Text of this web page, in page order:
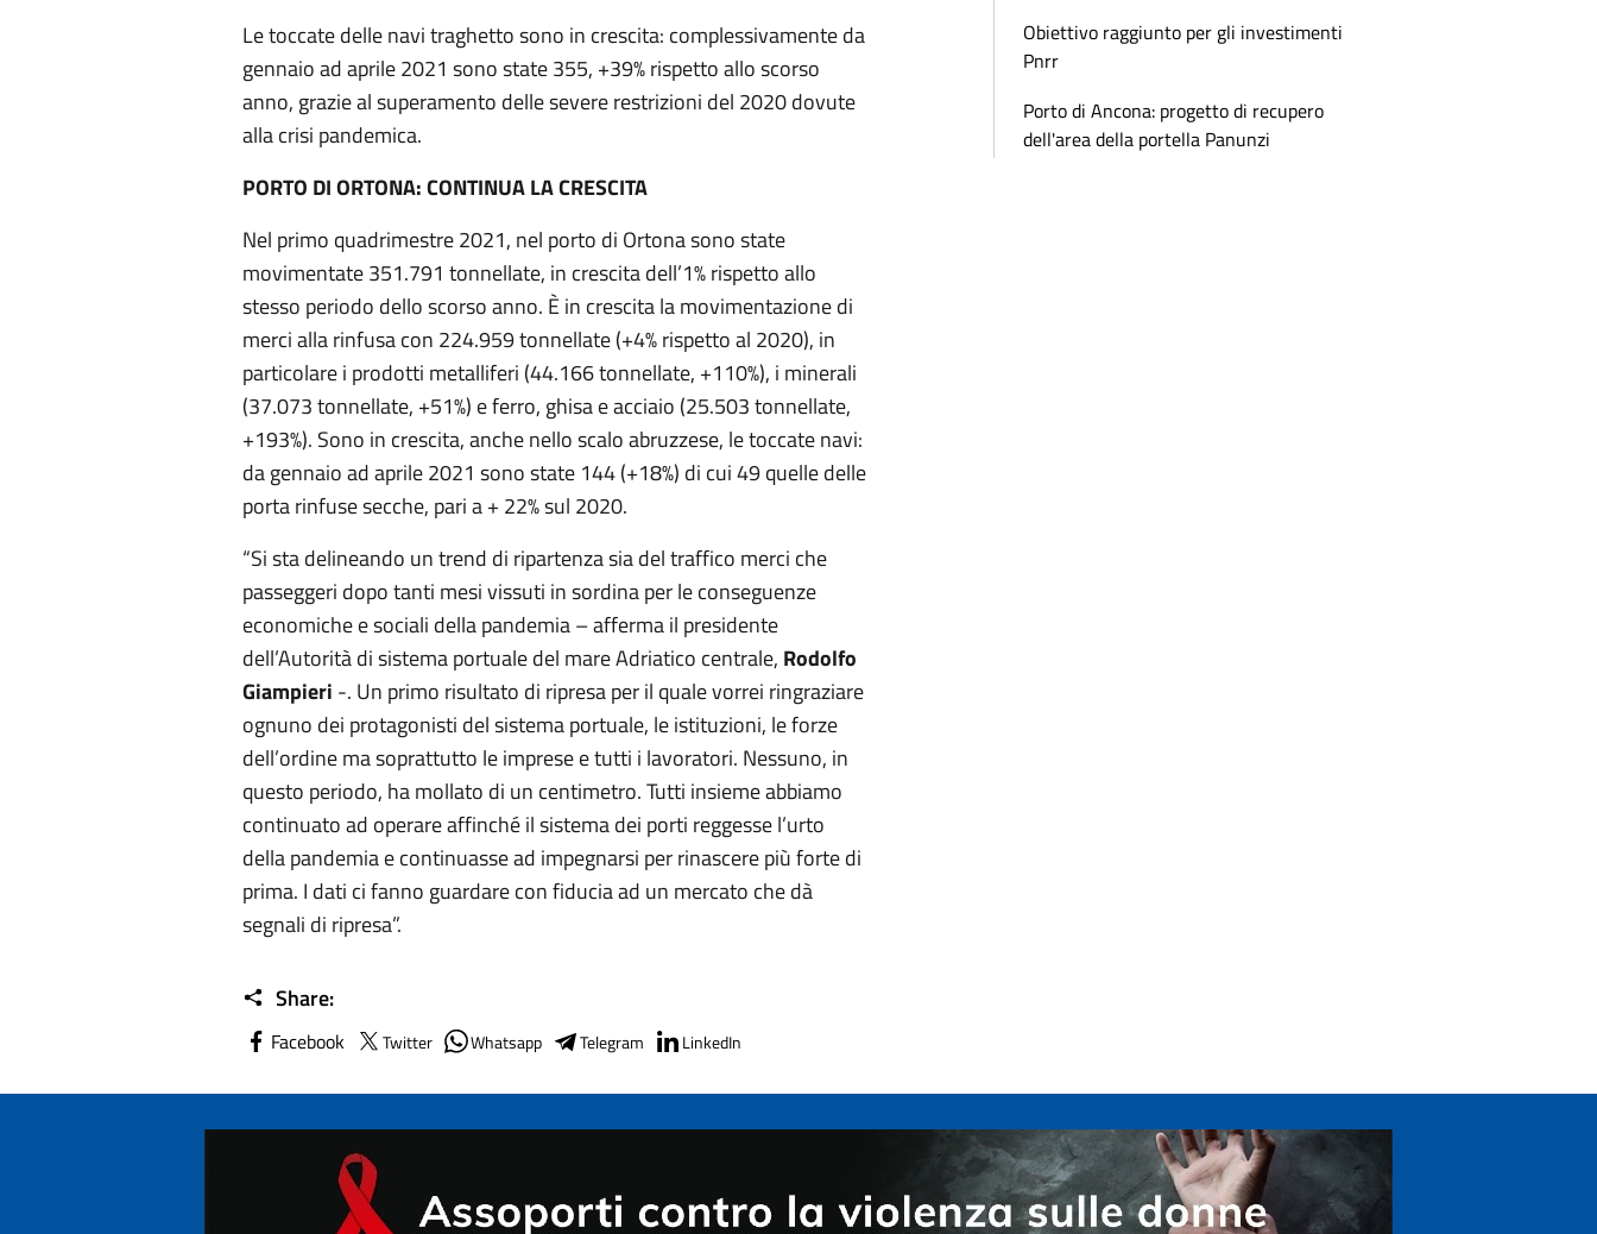
Le toccate delle navi traghetto sono in crescita: complessivamente da
gennaio ad aprile 2021 sono state 355, +39% rispetto allo scorso
anno, grazie al superamento delle severe restrizioni del 2020 dovute
alla crisi pandemica.
PORTO DI ORTONA: CONTINUA LA CRESCITA
Nel primo quadrimestre 2021, nel porto di Ortona sono state
movimentate 351.791 tonnellate, in crescita dell’1% rispetto allo
stesso periodo dello scorso anno. È in crescita la movimentazione di
merci alla rinfusa con 224.959 tonnellate (+4% rispetto al 2020), in
particolare i prodotti metalliferi (44.166 tonnellate, +110%), i minerali
(37.073 tonnellate, +51%) e ferro, ghisa e acciaio (25.503 tonnellate,
+193%). Sono in crescita, anche nello scalo abruzzese, le toccate navi:
da gennaio ad aprile 2021 sono state 144 (+18%) di cui 49 quelle delle
porta rinfuse secche, pari a + 22% sul 2020.
“Si sta delineando un trend di ripartenza sia del traffico merci che
passeggeri dopo tanti mesi vissuti in sordina per le conseguenze
economiche e sociali della pandemia – afferma il presidente
dell’Autorità di sistema portuale del mare Adriatico centrale, Rodolfo
Giampieri -. Un primo risultato di ripresa per il quale vorrei ringraziare
ognuno dei protagonisti del sistema portuale, le istituzioni, le forze
dell’ordine ma soprattutto le imprese e tutti i lavoratori. Nessuno, in
questo periodo, ha mollato di un centimetro. Tutti insieme abbiamo
continuato ad operare affinché il sistema dei porti reggesse l’urto
della pandemia e continuasse ad impegnarsi per rinascere più forte di
prima. I dati ci fanno guardare con fiducia ad un mercato che dà
segnali di ripresa”.
Share:
Facebook Twitter Whatsapp Telegram LinkedIn
Obiettivo raggiunto per gli investimenti
Pnrr
Porto di Ancona: progetto di recupero
dell'area della portella Panunzi